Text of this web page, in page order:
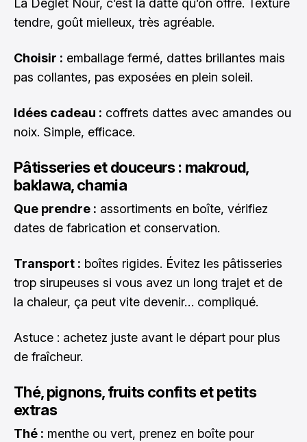
La Deglet Nour, c’est la datte qu’on offre. Texture
tendre, goût mielleux, très agréable.
Choisir : emballage fermé, dattes brillantes mais
pas collantes, pas exposées en plein soleil.
Idées cadeau : coffrets dattes avec amandes ou
noix. Simple, efficace.
Pâtisseries et douceurs : makroud,
baklawa, chamia
Que prendre : assortiments en boîte, vérifiez
dates de fabrication et conservation.
Transport : boîtes rigides. Évitez les pâtisseries
trop sirupeuses si vous avez un long trajet et de
la chaleur, ça peut vite devenir… compliqué.
Astuce : achetez juste avant le départ pour plus
de fraîcheur.
Thé, pignons, fruits confits et petits
extras
Thé : menthe ou vert, prenez en boîte pour